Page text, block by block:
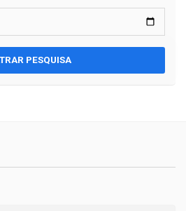
PESQUISA